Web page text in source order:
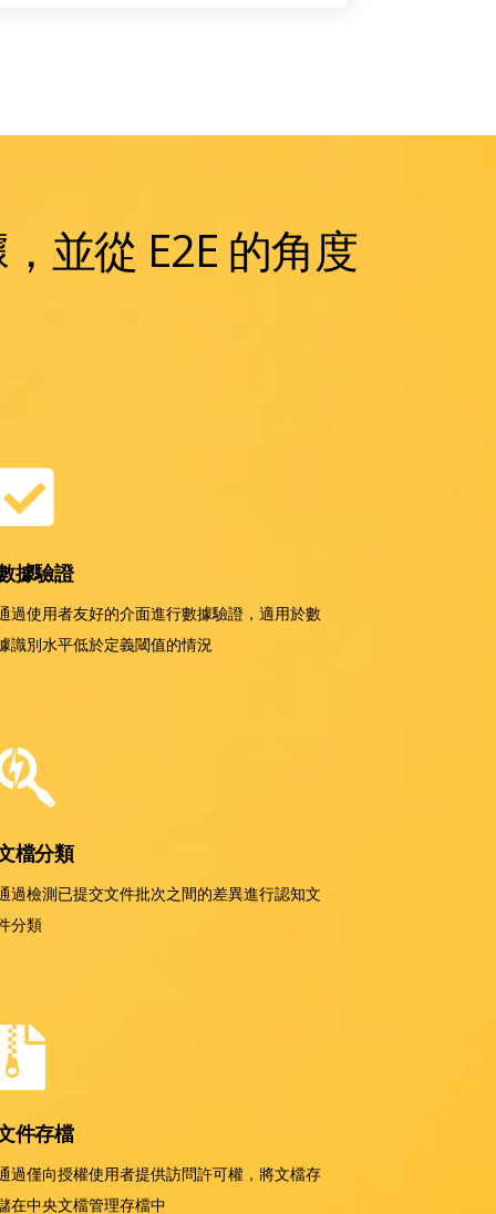
並從 E2E 的角度
據驗證
過使用者友好的介面進行數據驗證，適用於數
識別水平低於定義閾值的情況
檔分類
過檢測已提交文件批次之間的差異進行認知文
分類
件存檔
過僅向授權使用者提供訪問許可權，將文檔存
在中央文檔管理存檔中